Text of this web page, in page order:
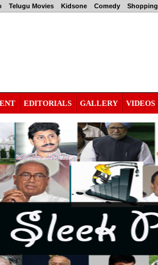
Telugu Movies Kidsone Comedy Shopping
EDITORIALS GALLERY VIDEOS